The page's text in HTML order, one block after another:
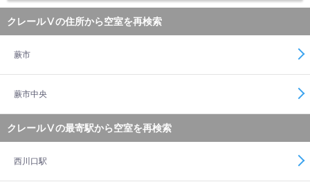
クレールⅤの住所から空室を再検索
蕨市
蕨市中央
クレールⅤの最寄駅から空室を再検索
西川口駅